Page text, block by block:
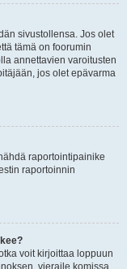
sivustollensa. Jos olet
tämä on foorumin
annettavien varoitusten
jos olet epävarma
raportointipainike
raportoinnin
voit kirjoittaa loppuun
vieraile komissa